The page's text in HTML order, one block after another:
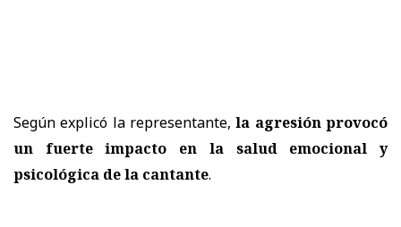
Según explicó la representante,la agresión provocó
un fuerte impacto en la salud emocional y
psicológica de la cantante.